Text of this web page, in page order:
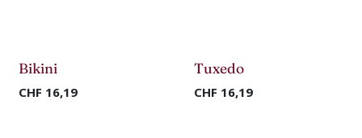
Bikini
CHF 16,19
Tuxedo
CHF 16,19